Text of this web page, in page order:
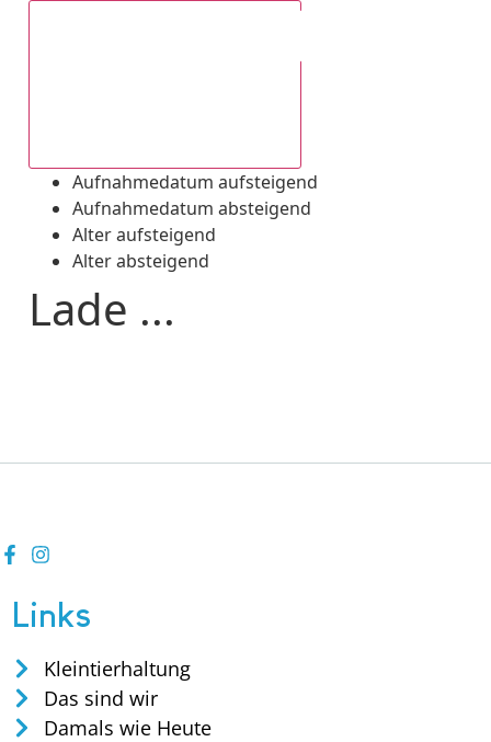
Aufnahmedatum aufsteigend
Aufnahmedatum absteigend
Alter aufsteigend
Alter absteigend
Lade ...
Links
Kleintierhaltung
Das sind wir
Damals wie Heute